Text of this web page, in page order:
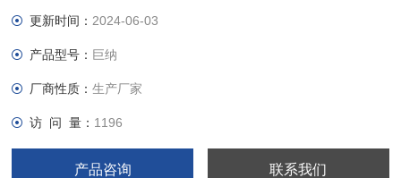
发表评论
更新时间： 2024-06-03
产品型号： 巨纳
厂商性质：生产厂家
访 问 量： 1196
产品咨询 联系我们